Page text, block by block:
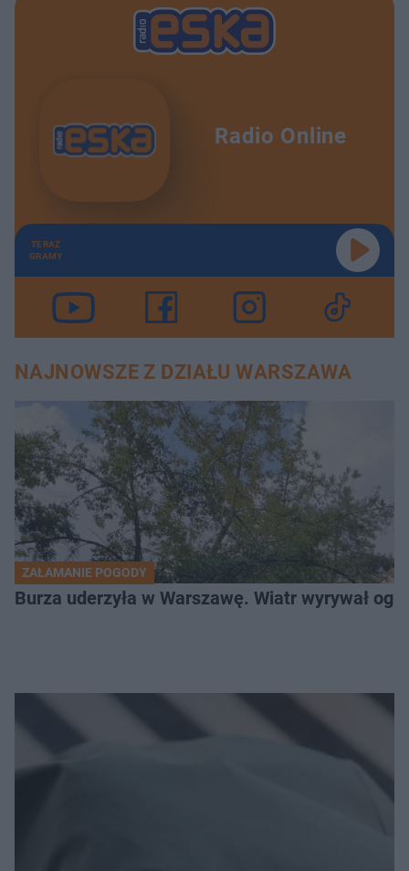
Radio Online
TERAZ
GRAMY
NAJNOWSZE Z DZIAŁU WARSZAWA
ZAŁAMANIE POGODY
Burza uderzyła w Warszawę. Wiatr wyrywał